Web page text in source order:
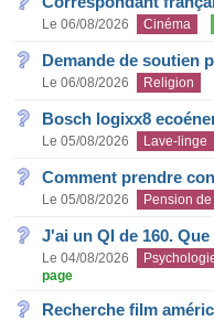
Le 06/08/2026 Cinéma
Demande de soutien
Le 06/08/2026 Religion
Bosch logixx8
Le 05/08/2026 Lave-linge
Comment prendre
Le 05/08/2026 Pension
J'ai un QI de 160.
Le 04/08/2026
page
Recherche film